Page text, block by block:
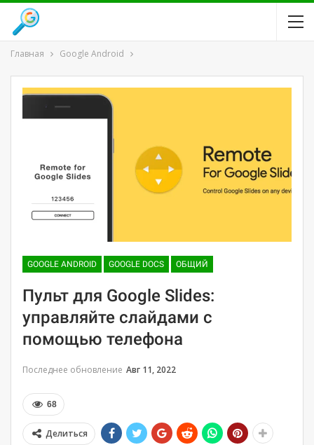
Главная Google Android
GOOGLE ANDROID GOOGLE DOCS ОБЩИЙ
Пульт для Google Slides:
управляйте слайдами с
помощью телефона
Последнее обновление Авг 11, 2022
68
Делиться